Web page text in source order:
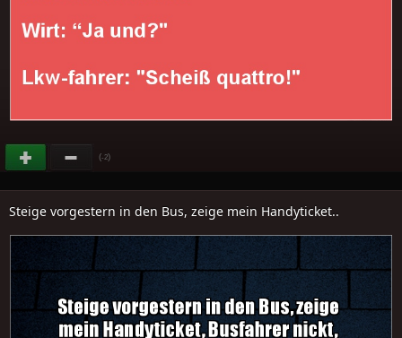
(-2)
Steige vorgestern in den Bus, zeige mein Handyticket..